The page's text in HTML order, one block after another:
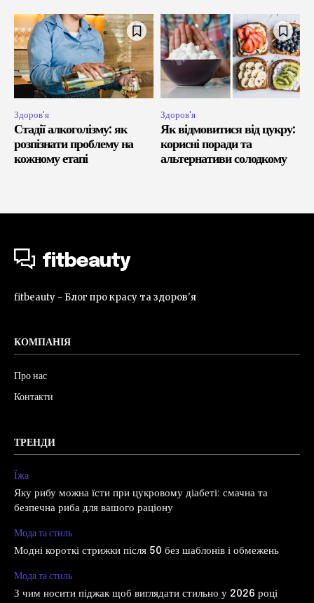
Здоров'я
Стадії алкоголізму: як
розпізнати проблему на
кожному етапі
Здоров'я
Як відмовитися від цукру:
корисні поради та
альтернативи солодкому
fitbeauty
fitbeauty - Блог про красу та здоров'я
КОМПАНІЯ
Про нас
Контакти
ТРЕНДИ
Їжа
Яку рибу можна їсти при цукровому діабеті: смачна та
безпечна риба для вашого раціону
Мода та стиль
Модні короткі стрижки після 50 без шаблонів і обмежень
Мода та стиль
З чим носити піджак щоб виглядати стильно у 2026 році